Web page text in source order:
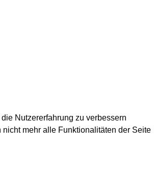
Nutzererfahrung zu verbessern
mehr alle Funktionalitäten der Seite